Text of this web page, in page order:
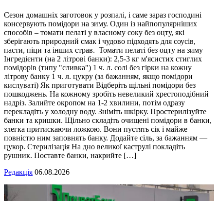
Сезон домашніх заготовок у розпалі, і саме зараз господині
консервують помідори на зиму. Один із найпопулярніших
способів – томати пелаті у власному соку без оцту, які
зберігають природний смак і чудово підходять для соусів,
пасти, піци та інших страв. Томати пелаті без оцту на зиму
Інгредієнти (на 2 літрові банки): 2,5-3 кг м'ясистих стиглих
помідорів (типу "сливка") 1 ч. л. солі без гірки на кожну
літрову банку 1 ч. л. цукру (за бажанням, якщо помідори
кислуваті) Як приготувати Відберіть щільні помідори без
пошкоджень. На кожному зробіть невеликий хрестоподібний
надріз. Залийте окропом на 1-2 хвилини, потім одразу
перекладіть у холодну воду. Зніміть шкірку. Простерилізуйте
банки та кришки. Щільно складіть очищені помідори в банки,
злегка притискаючи ложкою. Вони пустять сік і майже
повністю ним заповнять банку. Додайте сіль, за бажанням —
цукор. Стерилізація На дно великої каструлі покладіть
рушник. Поставте банки, накрийте […]
Редакція 06.08.2026